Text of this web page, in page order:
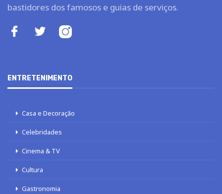
bastidores dos famosos e guias de serviços.
ENTRETENIMENTO
Casa e Decoração
Celebridades
Cinema & TV
Cultura
Gastronomia